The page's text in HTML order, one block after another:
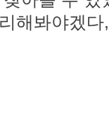
해봐야겠다